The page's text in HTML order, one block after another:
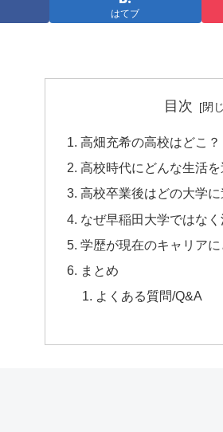
はてブ
目次
高畑充希の高校はどこ？
高校時代にどんな生活を
高校卒業後はどの大学に
なぜ早稲田大学ではな
学歴が現在のキャリア
まとめ
よくある質問/Q&A